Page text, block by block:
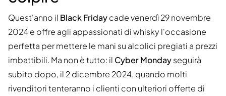
Quest'anno il Black Fridaycade venerdì 29 novembre
2024 e offre agli appassionati di whisky l'occasione
perfetta per mettere le mani su alcolici pregiati a prezzi
imbattibili. Ma non è tutto: il Cyber Mondayseguirà
subito dopo, il 2 dicembre 2024, quando molti
rivenditori tenteranno i clienti con ulteriori offerte di